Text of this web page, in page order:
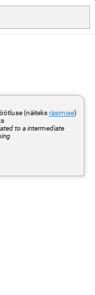
(näiteksräsimise)
to a intermediate